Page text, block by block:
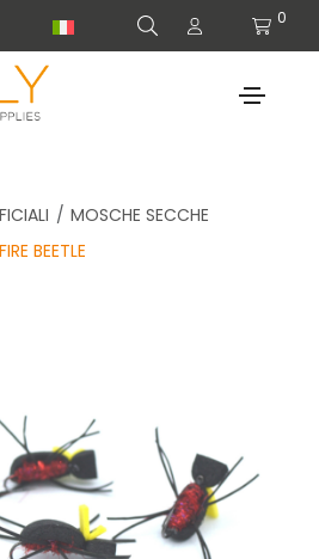
0
MOSCHE SECCHE
FIRE BEETLE